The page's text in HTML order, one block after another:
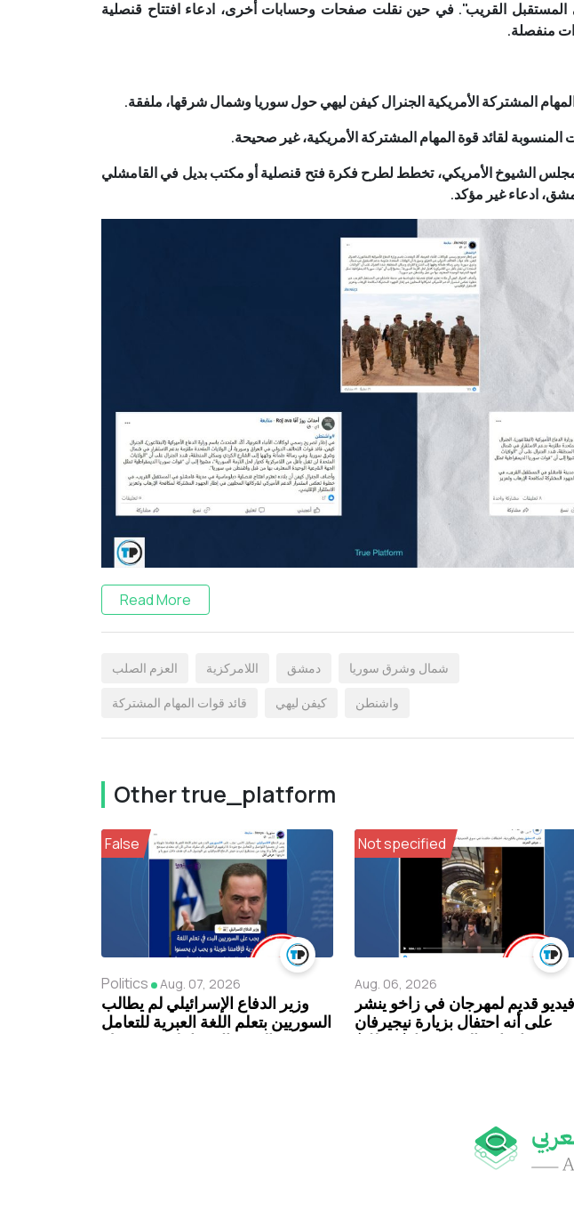
القريب". في حين نقلت صفحات وحسابات أخرى، ادعاء افتتاح قنصلية
منفصلة.
المشتركة الأمريكية الجنرال كيفن ليهي حول سوريا وشمال شرقها، ملفقة.
المنسوبة لقائد قوة المهام المشتركة الأمريكية، غير صحيحة.
الشيوخ الأمريكي، تخطط لطرح فكرة فتح قنصلية أو مكتب بديل في القامشلي
ادعاء غير مؤكد.
Read More
العزم الصلب اللامركزية دمشق شمال وشرق سوريا
قائد قوات المهام المشتركة كيفن ليهي واشنطن
Other true_platform
False
Politics Aug. 07, 2026
وزير الدفاع الإسرائيلي لم يطالب
السوريين بتعلم اللغة العبرية للتعامل
Not specified
Aug. 06, 2026
فيديو قديم لمهرجان في زاخو ينشر
على أنه احتفال بزيارة نيجيرفان
بارزاني إلى سوريا (مضلل)